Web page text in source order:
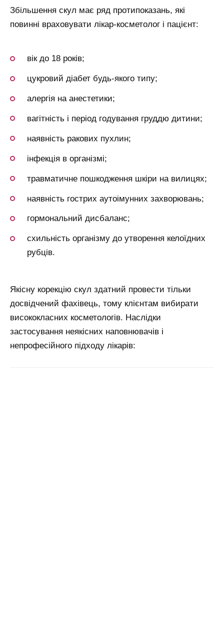
Збільшення скул має ряд протипоказань, які
повинні враховувати лікар-косметолог і пацієнт:
вік до 18 років;
цукровий діабет будь-якого типу;
алергія на анестетики;
вагітність і період годування груддю дитини;
наявність ракових пухлин;
інфекція в організмі;
травматичне пошкодження шкіри на вилицях;
наявність гострих аутоімунних захворювань;
гормональний дисбаланс;
схильність організму до утворення келоїдних
рубців.
Якісну корекцію скул здатний провести тільки
досвідчений фахівець, тому клієнтам вибирати
висококласних косметологів. Наслідки
застосування неякісних наповнювачів і
непрофесійного підходу лікарів: